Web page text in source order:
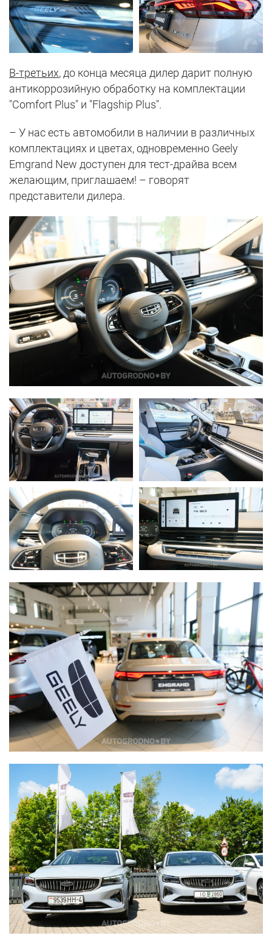
В-третьих, до конца месяца дилер дарит полную
антикоррозийную обработку на комплектации
"Comfort Plus" и "Flagship Plus".
– У нас есть автомобили в наличии в различных
комплектациях и цветах, одновременно Geely
Emgrand New доступен для тест-драйва всем
желающим, приглашаем! – говорят
представители дилера.